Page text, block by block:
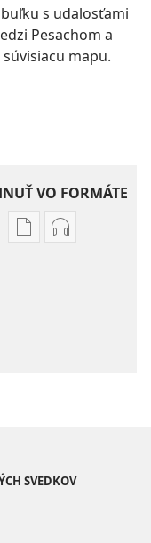
s udalosťami
Pesachom a
mapu.
VO FORMÁTE
MožnostiMožnosti
SVEDKOV